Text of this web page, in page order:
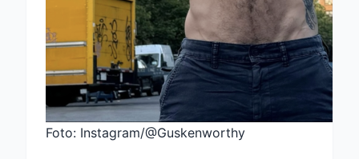
Foto: Instagram/@Guskenworthy